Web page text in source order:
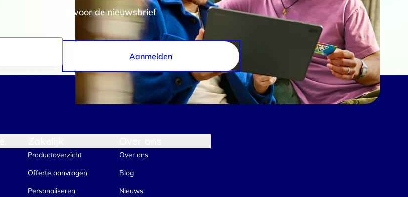
Statistieken Marketing
Selectie toestaan Alle cookies toestaan
aanmeldingen voor de nieuwsbrief
Aanmelden
Productoverzicht
Offerte aanvragen
Personaliseren
Over ons
Blog
Nieuws